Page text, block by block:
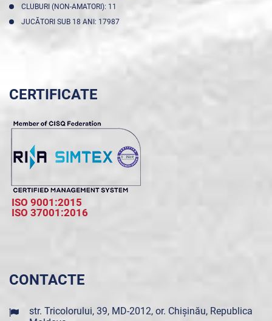
CLUBURI (NON-AMATORI): 11
JUCĂTORI SUB 18 ANI: 17987
CERTIFICATE
ISO 9001:2015
ISO 37001:2016
CONTACTE
str. Tricolorului, 39, MD-2012, or. Chișinău, Republica